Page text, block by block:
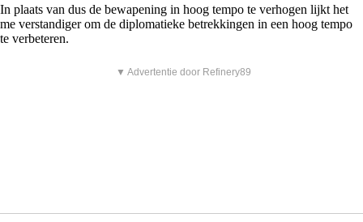
In plaats van dus de bewapening in hoog tempo te verhogen lijkt het
me verstandiger om de diplomatieke betrekkingen in een hoog tempo
te verbeteren.
▼ Advertentie door Refinery89